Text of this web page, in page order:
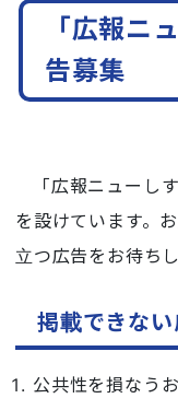
行政
「広報ニ
告募集
「広報ニューし
を設けています。
立つ広告をお待ちし
掲載できない
公共性を損なう